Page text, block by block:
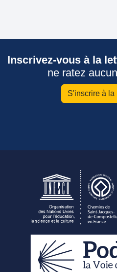
Inscrivez-vous à la
ne ratez
S'inscrire à la